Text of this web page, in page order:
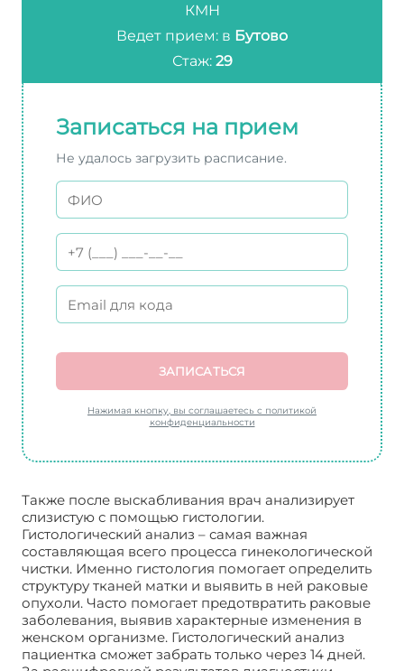
КМН
Ведет прием: в Бутово
Стаж: 29
Записаться на прием
Не удалось загрузить расписание.
ЗАПИСАТЬСЯ
Нажимая кнопку, вы соглашаетесь с политикой
конфиденциальности
Также после выскабливания врач анализирует
слизистую с помощью гистологии.
Гистологический анализ – самая важная
составляющая всего процесса гинекологической
чистки. Именно гистология помогает определить
структуру тканей матки и выявить в ней раковые
опухоли. Часто помогает предотвратить раковые
заболевания, выявив характерные изменения в
женском организме. Гистологический анализ
пациентка сможет забрать только через 14 дней.